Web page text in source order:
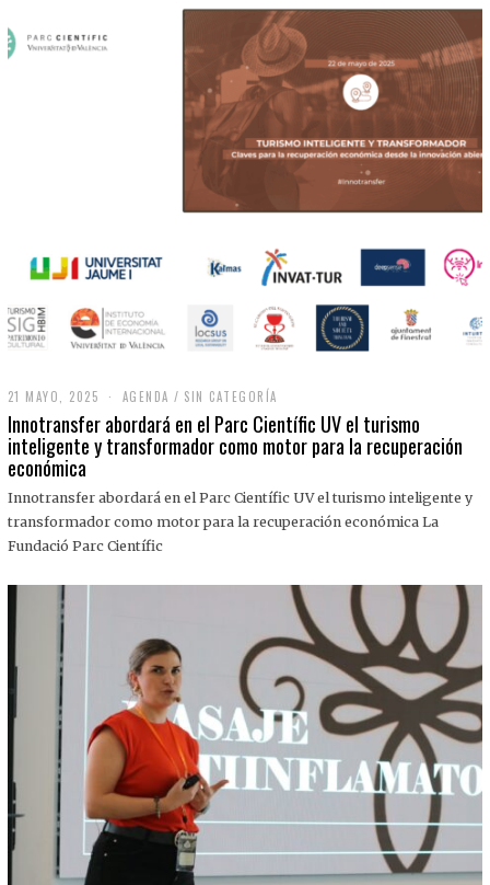
21 MAYO, 2025
M
A
Y
,
0
2
AGENDA / SIN CATEGORÍA
Innotransfer abordará en el Parc Científic UV el turismo
inteligente y transformador como motor para la recuperación
económica
Innotransfer abordará en el Parc Científic UV el turismo inteligente y
transformador como motor para la recuperación económica La
Fundació Parc Científic